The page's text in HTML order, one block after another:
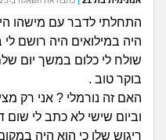
התחלתי לדבר עם מישהו
היה במילואים היה רושם לי
שולח לי כלום במשך יום
בוקר טוב .
האם זה נורמלי ? אני רק
וביום שישי לא כתב לי
ריגוש שלו כי הוא היה